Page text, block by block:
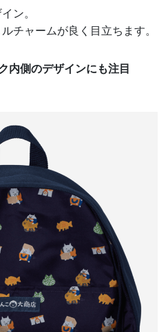
ン。
チャームが良く目立ちます。
ク内側のデザインにも注目